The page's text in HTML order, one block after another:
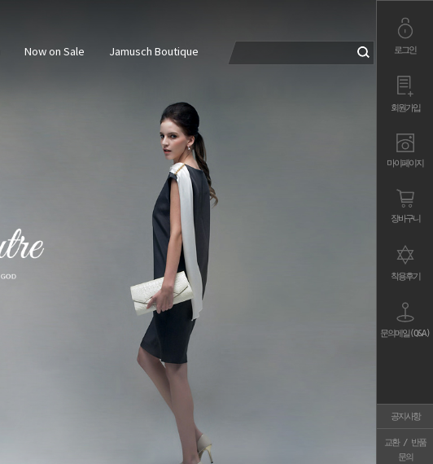
로그인
회원가입
마이페이지
장바구니
착용후기
문의메일(Q&A)
공지사항
교환 / 반품
문의
Now on Sale Jamusch Boutique